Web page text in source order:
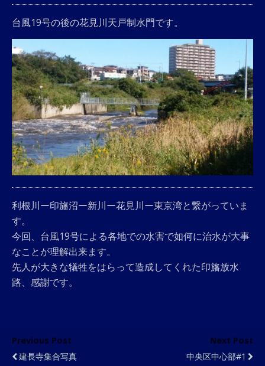
台風19号の後の花見川天戸制水門です。
利根川ー印旛沼ー新川ー花見川ー東京湾と繋がっていま
す。
今回、台風19号による各地での水害で如何に治水が大事
なことが理解出来ます。
先人が大きな犠牲をはらって造成してくれた印旛放水
路、感謝です。
Previous Post
建長寺集合写真
Next Post
中央区中心部#1